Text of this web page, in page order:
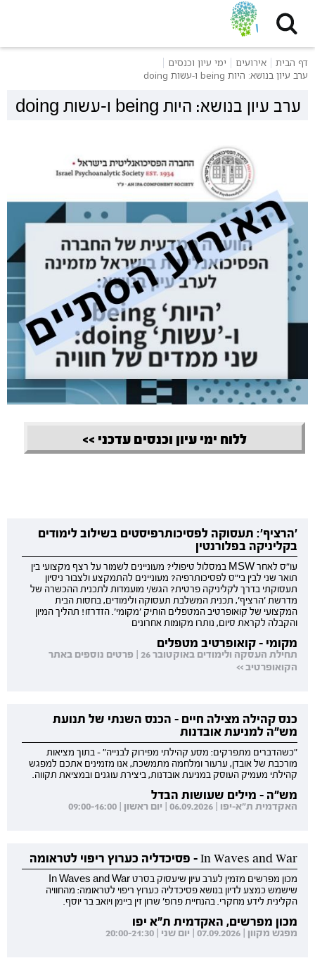
דף הבית אירועים
ימי עיון וכנסים
ערב עיון בנושא: היות being ו-עשות doing
ערב עיון בנושא: היות being ו-עשות doing
ללוח ימי עיון וכנסים עדכני >>
'הרציף': תעסוקה לפסיכותרפיסטים בשילוב לימודים
בקליניקה בפלורנטין
עו"ס לאחר MSW במסלול טיפולי? מעוניינים לשמור על רצף מקצועי בין
תואר שני לבין בי"ס לפסיכותרפיה? מעוניינים להתמקצע ולצבור ניסיון
תעסוקתי בדרך לקליניקה פרטית? הגש/י מועמדות לתכנית ההכשרה של
מדרשת 'הרציף', תכנית המשלבת תעסוקה ולימודים, בחסות הבית
המקצועי של קואופרטיב המטפלים הותיק 'מקומי'. הזדרזו! תהליך המיון
והקבלה לקראת סיום, נותרו מקומות אחרונים
מקומי - קואופרטיב מטפלים
תחילת העסקה ולימודים באוקטובר 26 | פרטים נוספים באתר
הקואופרטיב >>
כנס קהילה מצילה חיים - הכנס השנתי של תנועת
מש"ה למניעת אובדנות
"כשהדברים מתפרקים: מסע קהילתי מפירוק לבנייה" - בתוך מציאות
מורכבת של אובדן, ערעור ומלחמה מתמשכת, אנו מזמינים אתכם למפגש
קהילתי מעמיק העוסק במניעת אובדנות, ביצירת עוגנים ובמציאת תקווה.
מש"ה - מילים שעושות הבדל
האקדמית ת"א-יפו | 06.09.2026 | יום ראשון | 09:00-16:00
In Waves and War - פסיכדליה כערוץ ריפוי לטראומה
מכון מפרשים מזמין לערב עיון שיעסוק בסרט In Waves and War
שישמש כמצע לדיון בנושא פסיכדליה כערוץ ריפוי לטראומה: מהחוויה
הקלינית לידע מחקרי. בהנחיית פרופ' שרון זין ביימן ויואב בר יוסף.
מכון מפרשים, האקדמית ת"א יפו
מפגש מקוון | 07.09.2026 | יום שני | 20:00-21:30